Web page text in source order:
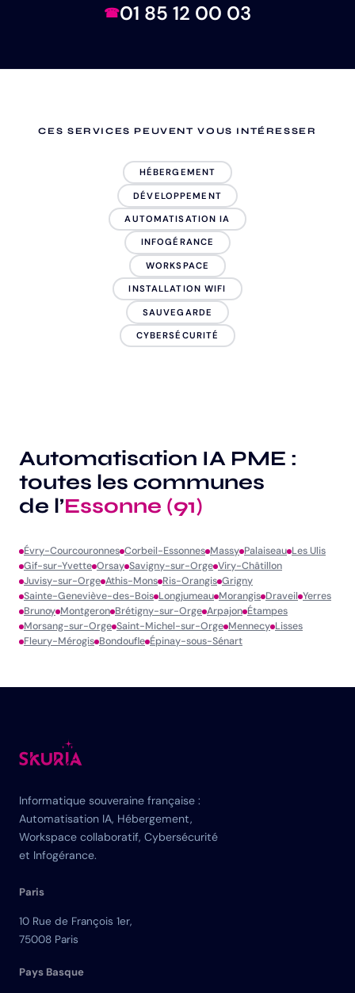
01 85 12 00 03
CES SERVICES PEUVENT VOUS INTÉRESSER
HÉBERGEMENT
DÉVELOPPEMENT
AUTOMATISATION IA
INFOGÉRANCE
WORKSPACE
INSTALLATION WIFI
SAUVEGARDE
CYBERSÉCURITÉ
Automatisation IA PME :
toutes les communes
de l’Essonne (91)
Évry-Courcouronnes Corbeil-Essonnes Massy Palaiseau Les Ulis
Gif-sur-Yvette Orsay Savigny-sur-Orge Viry-Châtillon
Juvisy-sur-Orge Athis-Mons Ris-Orangis Grigny
Sainte-Geneviève-des-Bois Longjumeau Morangis Draveil Yerres
Brunoy Montgeron Brétigny-sur-Orge Arpajon Étampes
Morsang-sur-Orge Saint-Michel-sur-Orge Mennecy Lisses
Fleury-Mérogis Bondoufle Épinay-sous-Sénart
Informatique souveraine française :
Automatisation IA, Hébergement,
Workspace collaboratif, Cybersécurité
et Infogérance.
Paris
10 Rue de François 1er,
75008 Paris
Pays Basque